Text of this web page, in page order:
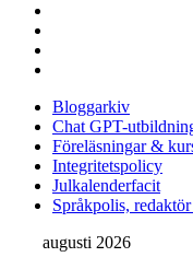
Bloggarkiv
Chat GPT-
Föreläsningar &
Integritetspolicy
Julkalenderfacit
Språkpolis,
Sidopanel
augusti 2026